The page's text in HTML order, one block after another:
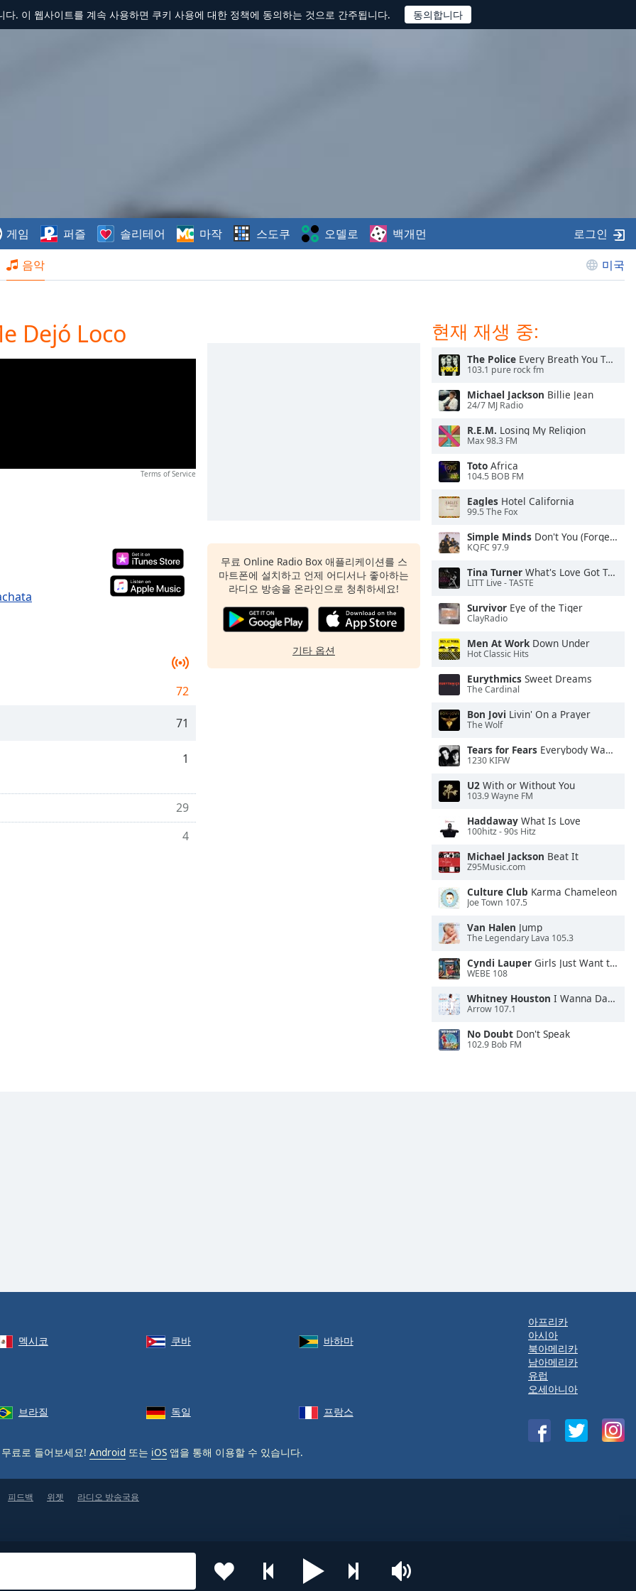
다. 이 웹사이트를 계속 사용하면 쿠키 사용에 대한 정책에 동의하는 것으로 간주됩니다.
음악 미국
게임 퍼즐 솔리테어 마작 스도쿠 오델로 백개먼 로그인
Dejó Loco
Terms of Service
72
71
1
29
4
무료 Online Radio Box 애플리케이션를 스
마트폰에 설치하고 언제 어디서나 좋아하는
라디오 방송을 온라인으로 청취하세요!
기타 옵션
현재 재생 중:
The Police Every Breath You Take
103.1 pure rock fm
Michael Jackson Billie Jean
24/7 MJ Radio
R.E.M. Losing My Religion
Max 98.3 FM
Toto Africa
104.5 BOB FM
Eagles Hotel California
99.5 The Fox
Simple Minds Don't You (Forget About Me)
KQFC 97.9
Tina Turner What's Love Got To Do With It
LITT Live - TASTE
Survivor Eye of the Tiger
ClayRadio
Men At WorkDown Under
Hot Classic Hits
Eurythmics Sweet Dreams
The Cardinal
Bon Jovi Livin' On a Prayer
The Wolf
Tears for Fears Everybody Wants To Rule the World
1230 KIFW
U2 With or Without You
103.9 Wayne FM
Haddaway What Is Love
100hitz - 90s Hitz
Michael Jackson Beat It
Z95Music.com
Culture Club Karma Chameleon
Joe Town 107.5
Van Halen Jump
The Legendary Lava 105.3
Cyndi Lauper Girls Just Want to Have Fun
WEBE 108
Whitney Houston I Wanna Dance With Somebody
Arrow 107.1
No Doubt Don't Speak
102.9 Bob FM
멕시코 쿠바
바하마
브라질 독일 프랑스
료로 들어보세요! Android 또는 iOS 앱을 통해 이용할 수 있습니다.
아프리카
아시아
북아메리카
남아메리카
유럽
오세아니아
피드백 위젯 라디오 방송국용